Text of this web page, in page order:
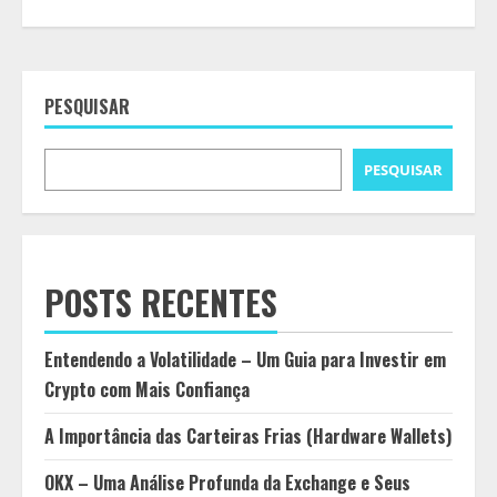
PESQUISAR
PESQUISAR
POSTS RECENTES
Entendendo a Volatilidade – Um Guia para Investir em
Crypto com Mais Confiança
A Importância das Carteiras Frias (Hardware Wallets)
OKX – Uma Análise Profunda da Exchange e Seus